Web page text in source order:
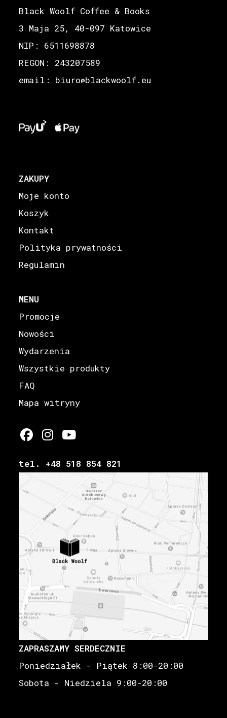
Black Woolf Coffee & Books
3 Maja 25, 40-097 Katowice
NIP: 6511698878
REGON: 243207589
email: biuro@blackwoolf.eu
ZAKUPY
Moje konto
Koszyk
Kontakt
Polityka prywatności
Regulamin
MENU
Promocje
Nowości
Wydarzenia
Wszystkie produkty
FAQ
Mapa witryny
tel. +48 518 854 821
ZAPRASZAMY SERDECZNIE
Poniedziałek - Piątek 8:00-20:00
Sobota - Niedziela 9:00-20:00